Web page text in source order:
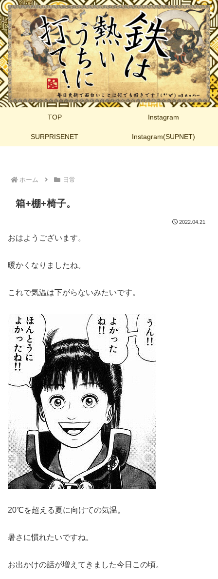
TOP Instagram
SURPRISENET Instagram(SUPNET)
ホーム 日常
箱+棚+椅子。
2022.04.21
おはようございます。
暖かくなりましたね。
これで気温は下がらないみたいです。
20℃を超える夏に向けての気温。
暑さに慣れたいですね。
お出かけの話が増えてきました今日この頃。